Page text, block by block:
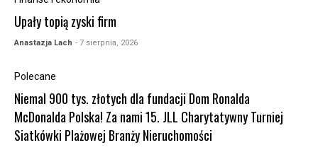
Upały topią zyski firm
Anastazja Lach - 7 sierpnia, 2026
Polecane
Niemal 900 tys. złotych dla fundacji Dom Ronalda
McDonalda Polska! Za nami 15. JLL Charytatywny Turniej
Siatkówki Plażowej Branży Nieruchomości